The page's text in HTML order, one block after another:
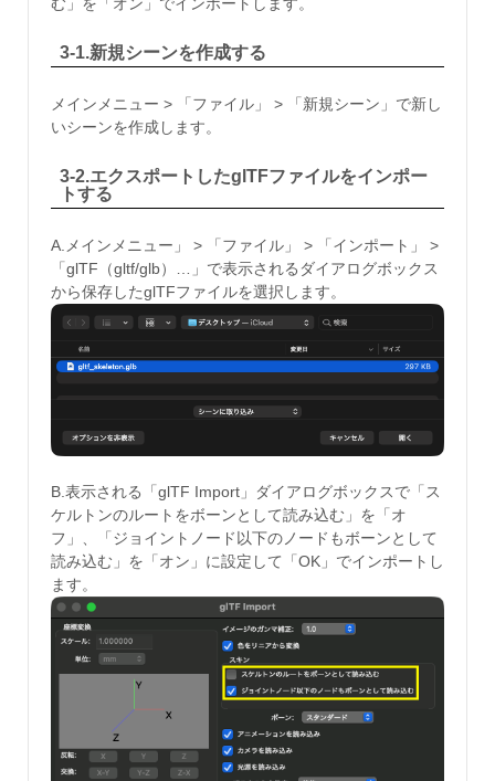
3-1.新規シーンを作成する
メインメニュー > 「ファイル」 > 「新規シーン」で新し
いシーンを作成します。
3-2.エクスポートしたglTFファイルをインポー
トする
A.メインメニュー」 > 「ファイル」 > 「インポート」 >
「glTF（gltf/glb）…」で表示されるダイアログボックス
から保存したglTFファイルを選択します。
B.表示される「glTF Import」ダイアログボックスで「ス
ケルトンのルートをボーンとして読み込む」を「オ
フ」、「ジョイントノード以下のノードもボーンとして
読み込む」を「オン」に設定して「OK」でインポートし
ます。